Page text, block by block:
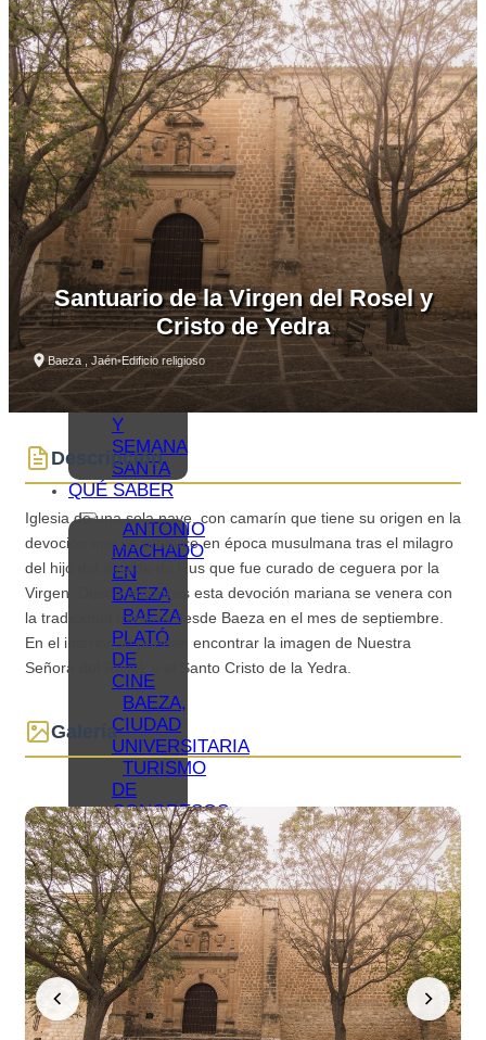
QUÉ VER
IMPRESCINDIBLES
QUÉ
VER –
MONUMENTOS
MUSEOS
QUÉ
VER –
LAGUNA
GRANDE
VISITAS
VIRTUALES
RUTAS
Y GUÍAS
MONUMENTALES
OLEOTURISMO
GASTRONOMÍA
BAEZANA
FIESTAS
Y
SEMANA
SANTA
QUÉ SABER
ANTONIO
MACHADO
EN
BAEZA
BAEZA
PLATÓ
DE
CINE
BAEZA,
CIUDAD
UNIVERSITARIA
TURISMO
DE
CONGRESOS
EN
BAEZA
TURISMO
FAMILIAR
EN
BAEZA
REDES
COLABORATIVAS
BAEZA
ORGANIZA
Santuario de la Virgen del Rosel y
Cristo de Yedra
Baeza , Jaén•Edificio religioso
Descripción
Iglesia de una sola nave, con camarín que tiene su origen en la
devoción que se produce en época musulmana tras el milagro
del hijo del alcalde de Rus que fue curado de ceguera por la
Virgen. Desde entonces esta devoción mariana se venera con
la tradicional romería desde Baeza en el mes de septiembre.
En el interior se pueden encontrar la imagen de Nuestra
Señora del Rosel, y el Santo Cristo de la Yedra.
Galería